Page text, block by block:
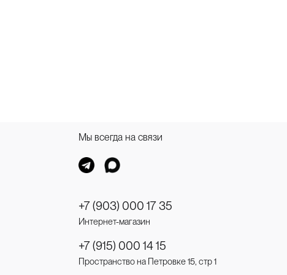
Мы всегда на связи
+7 (903) 000 17 35
Интернет-магазин
+7 (915) 000 14 15
Пространство на Петровке 15, стр 1